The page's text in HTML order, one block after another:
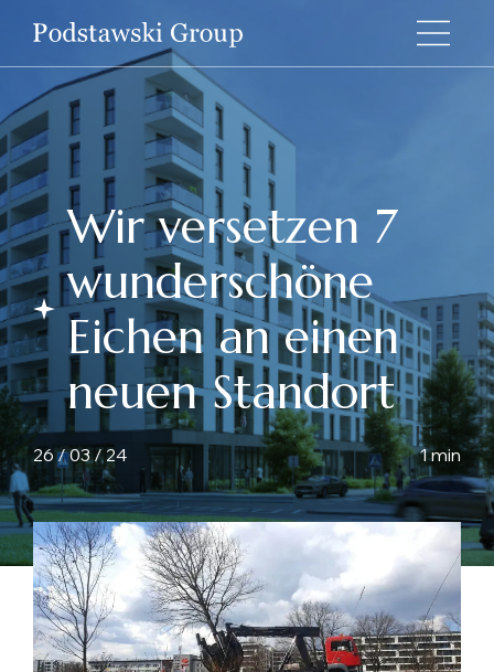
Wir versetzen 7
wunderschöne
Eichen an einen
neuen Standort
26 / 03 / 24 1 min